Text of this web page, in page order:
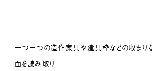
一つ一つの造作家具や建具枠などの収まり
面を読み取り